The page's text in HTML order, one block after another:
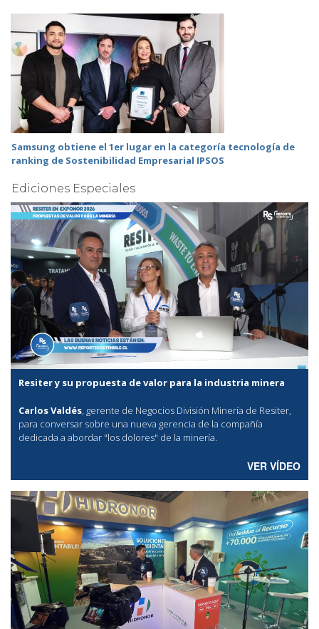
Samsung obtiene el 1er lugar en la categoría tecnología de
ranking de Sostenibilidad Empresarial IPSOS
Ediciones Especiales
Resiter y su propuesta de valor para la industria minera
Carlos Valdés, gerente de Negocios División Minería de Resiter,
para conversar sobre una nueva gerencia de la compañía
dedicada a abordar "los dolores" de la minería.
VER VÍDEO